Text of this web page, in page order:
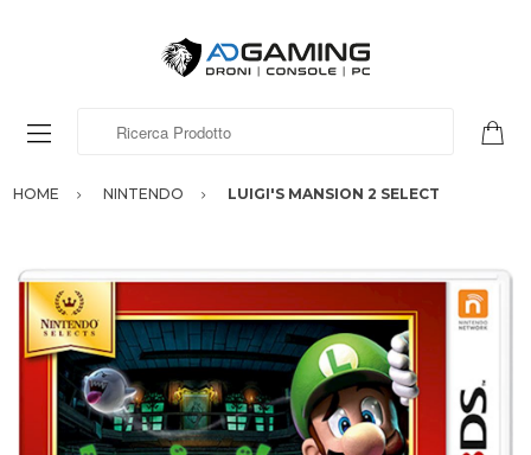
HOME NINTENDO LUIGI'S MANSION 2 SELECT